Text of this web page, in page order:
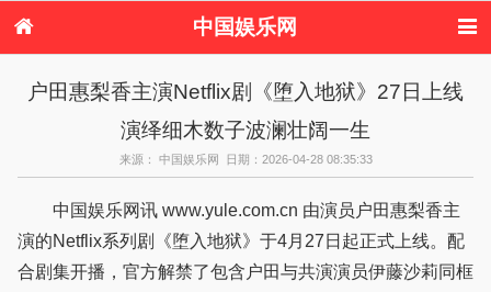
中国娱乐网
电视剧
演唱会 综艺节目
偶像活动
户田惠梨香主演Netflix剧《堕入地狱》27日上线
演绎细木数子波澜壮阔一生
来源： 中国娱乐网 日期：2026-04-28 08:35:33
中国娱乐网讯 www.yule.com.cn 由演员户田惠梨香主
演的Netflix系列剧《堕入地狱》于4月27日起正式上线。配
合剧集开播，官方解禁了包含户田与共演演员伊藤沙莉同框